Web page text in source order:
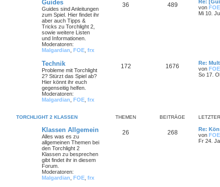
Guides
Guides sind Anleitungen
zum Spiel. Hier findet ihr
aber auch Tipps &
Tricks zu Torchlight 2,
sowie weitere Listen
und Informationen.
Moderatoren:
Malgardian FOE frx
36 489
Re:
von FOE
Mi 10.
Technik
Probleme mit Torchlight
2? Stürzt das Spiel ab?
Hier könnt ihr euch
gegenseitig helfen.
Moderatoren:
Malgardian FOE frx
172 1676
Re:
von FOE
So 17.
TORCHLIGHT 2 KLASSEN THEMEN BEITRÄGE
Klassen Allgemein
Alles was es zu
allgemeinen Themen bei
den Torchlight 2
Klassen zu besprechen
gibt findet ihr in diesem
Forum.
Moderatoren:
Malgardian FOE frx
26 268
Re:
von FOE
Fr 24.